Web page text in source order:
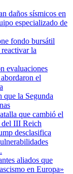
daños sísmicos en
especializado de
fondo bursátil
la
evaluaciones
el
que la Segunda
que cambió el
del III Reich
desclasifica
aliados que
en Europa»